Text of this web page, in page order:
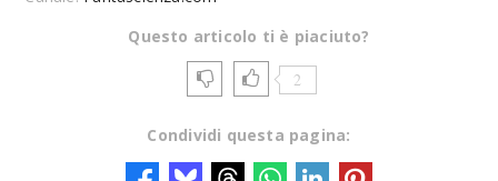
Questo articolo ti è piaciuto?
2
Condividi questa pagina: